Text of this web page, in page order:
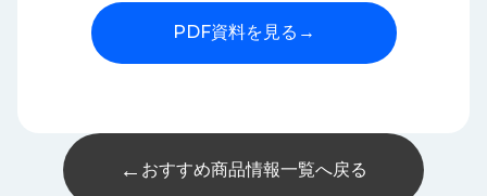
PDF資料を見る →
← おすすめ商品情報一覧へ戻る